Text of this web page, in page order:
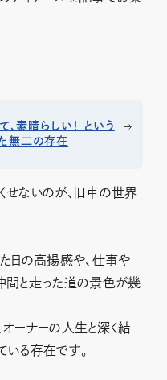
、素晴らしい！ という
無二の存在
せないのが、旧車の世界
日の高揚感や、仕事や
間と走った道の景色が幾
ーナーの人生と深く結
いる存在です。